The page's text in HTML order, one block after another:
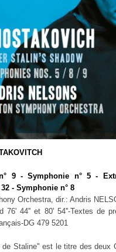
9 - Symphonie n° 5 -
- Symphonie n° 8
Orchestra, dir.: Andris
76' 44'' et 80' 54''-Textes de
DG 479 5201
de Staline" est le titre des deux